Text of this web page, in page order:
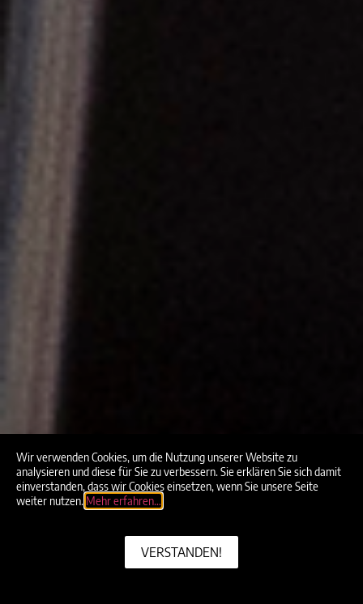
Wir verwenden Cookies, um die Nutzung unserer Website zu
analysieren und diese für Sie zu verbessern. Sie erklären Sie sich damit
einverstanden, dass wir Cookies einsetzen, wenn Sie unsere Seite
weiter nutzen. Mehr erfahren…
VERSTANDEN!